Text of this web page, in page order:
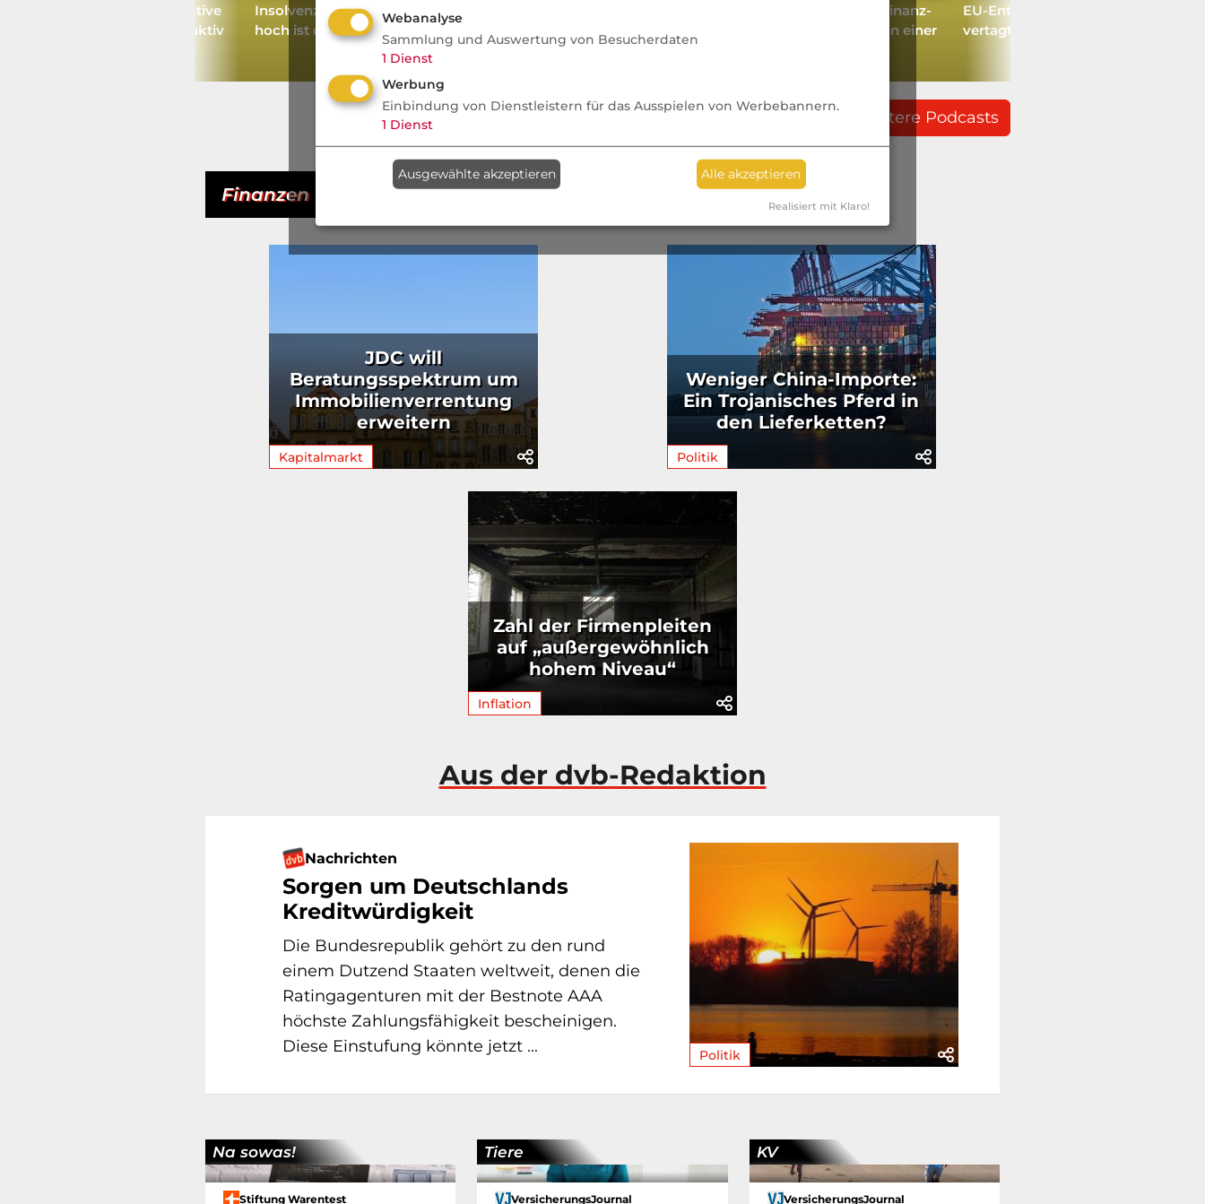
Warum eine Steuer auf fiktive
Kursgewinne kontraproduktiv
Insolvenzverschleppung: Wie
hoch ist das persönliche Risiko?
gedacht werden muss
Könntest du gehen? 5 Finanz-
Must-Dos für jede Frau in einer
EU-Entgelttransparenzrichtlinie
vertagt? Von wegen!
weitere Podcasts
Finanzen- Aktuell
JDC will
Beratungsspektrum um
Immobilienverrentung
erweitern
Kapitalmarkt
Weniger China-Importe:
Ein Trojanisches Pferd in
den Lieferketten?
Politik
Zahl der Firmenpleiten
auf „außergewöhnlich
hohem Niveau“
Inflation
Aus der dvb-Redaktion
Politik
Nachrichten
Sorgen um Deutschlands
Kreditwürdigkeit
Die Bundesrepublik gehört zu den rund
einem Dutzend Staaten weltweit, denen die
Ratingagenturen mit der Bestnote AAA
höchste Zahlungsfähigkeit bescheinigen.
Diese Einstufung könnte jetzt ...
Na sowas!
Stiftung Warentest
Tiere
VersicherungsJournal
KV
VersicherungsJournal
Webanalyse
Sammlung und Auswertung von Besucherdaten
1 Dienst
Werbung
Einbindung von Dienstleistern für das Ausspielen von Werbebannern.
1 Dienst
Ausgewählte akzeptieren Alle akzeptieren
Realisiert mit Klaro!